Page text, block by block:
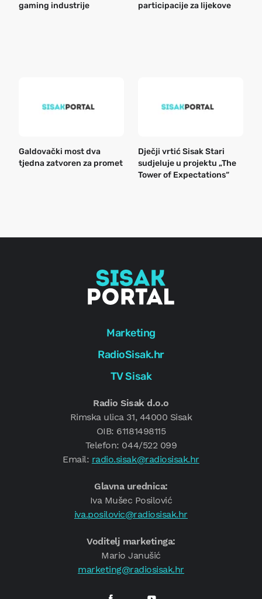
gaming industrije
participacije za lijekove
Galdovački most dva
tjedna zatvoren za promet
Dječji vrtić Sisak Stari
sudjeluje u projektu „The
Tower of Expectations“
Marketing
RadioSisak.hr
TV Sisak
Radio Sisak d.o.o
Rimska ulica 31, 44000 Sisak
OIB: 61181498115
Telefon: 044/522 099
Email: radio.sisak@radiosisak.hr
Glavna urednica:
Iva Mušec Posilović
iva.posilovic@radiosisak.hr
Voditelj marketinga:
Mario Janušić
marketing@radiosisak.hr